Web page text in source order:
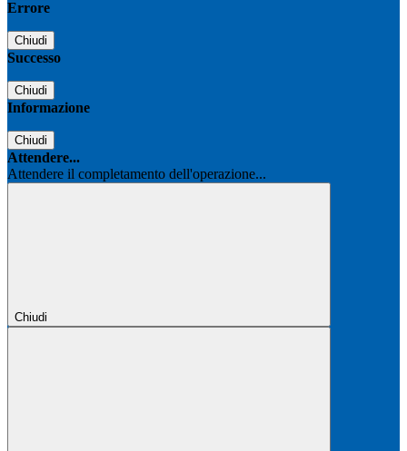
Errore
Chiudi
Successo
Chiudi
Informazione
Chiudi
Attendere...
Attendere il completamento dell'operazione...
Chiudi